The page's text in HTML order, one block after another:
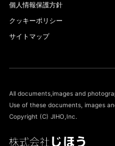
個人情報保護方針
クッキーポリシー
サイトマップ
All documents,images and
Use of these documents, images
Copyright (C) JIHO,Inc.